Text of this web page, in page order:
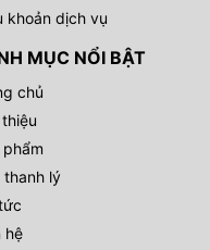
khoản dịch vụ
MỤC NỔI BẬT
chủ
thiệu
phẩm
thanh lý
hệ